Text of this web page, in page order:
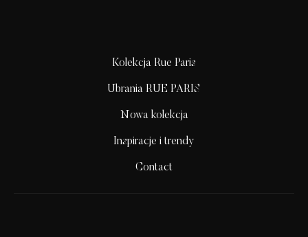
Kolekcja Rue Paris
Ubrania RUE PARIS
Nowa kolekcja
Inspiracje i trendy
Contact